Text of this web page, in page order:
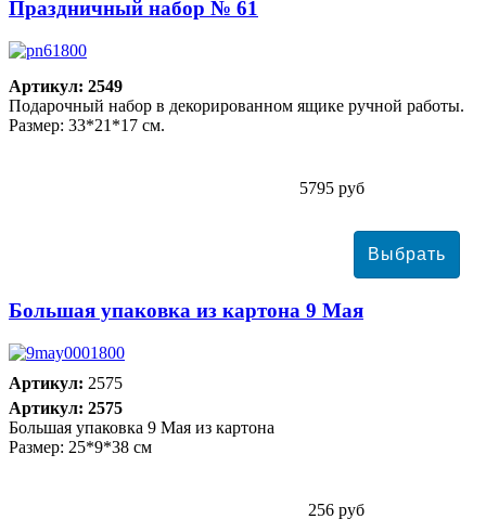
Праздничный набор № 61
Артикул: 2549
Подарочный набор в декорированном ящике ручной работы.
Размер: 33*21*17 см.
5795 руб
Большая упаковка из картона 9 Мая
Артикул: 2575
Артикул: 2575
Большая упаковка 9 Мая из картона
Размер: 25*9*38 см
256 руб